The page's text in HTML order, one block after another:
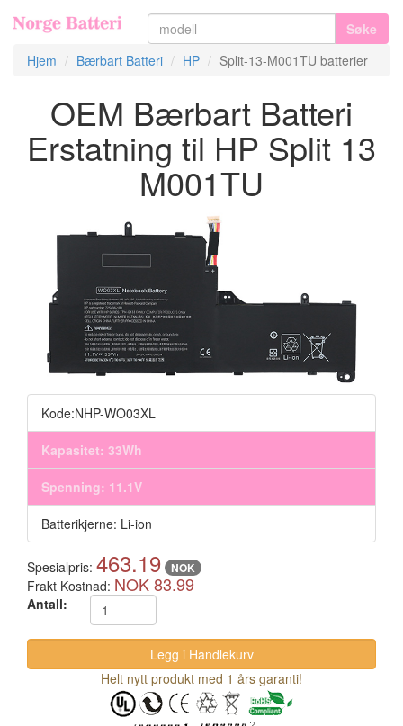
Søke
Hjem
Bærbart Batteri HP Split-13-M001TU batterier
OEM Bærbart Batteri
Erstatning til HP Split 13
M001TU
Kode:NHP-WO03XL
Kapasitet: 33Wh
Spenning: 11.1V
Batterikjerne: Li-ion
Spesialpris: 463.19 NOK
Frakt Kostnad: NOK 83.99
Antall:
Helt nytt produkt med 1 års garanti!